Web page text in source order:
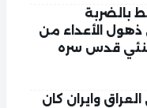
بالضربة
ذهول الأعداء من
قدس سره
وايران كان